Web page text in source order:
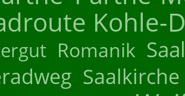
Kohle-
Romanik
Saalkirche